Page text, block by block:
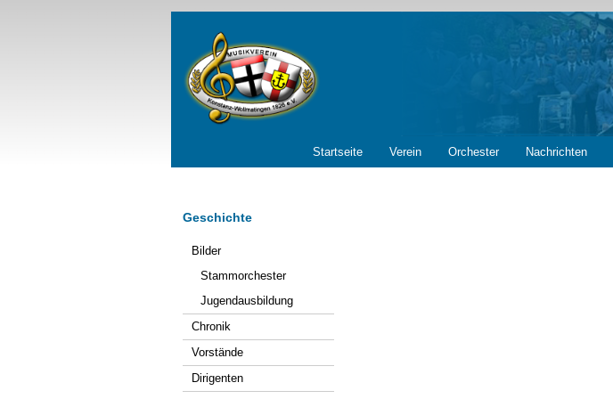
Startseite Verein Orchester Nachrichten
Geschichte
Navigation
Bilder
Stammorchester
Jugendausbildung
Chronik
Vorstände
Dirigenten